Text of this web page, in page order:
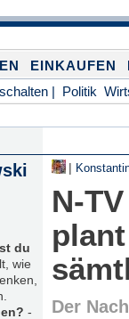
EINKAUFEN
| Politik
du
wie
-
|
N-
Der